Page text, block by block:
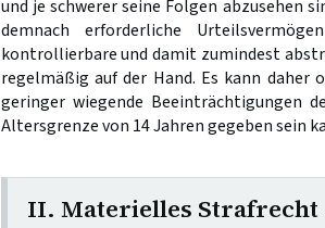
und je schwerer seine Folgen abzusehen
demnach erforderliche
kontrollierbare und damit zumindest
regelmäßig auf der Hand. Es kann
geringer wiegende Beeinträchtigungen
Altersgrenze von 14 Jahren gegeben sein
II. Materielles Strafrecht